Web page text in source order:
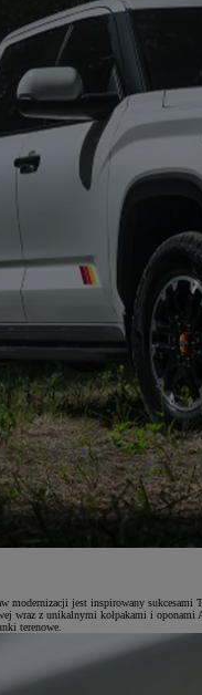
jest inspirowany
wraz z unikalnymi kołpakami i
terenowe.